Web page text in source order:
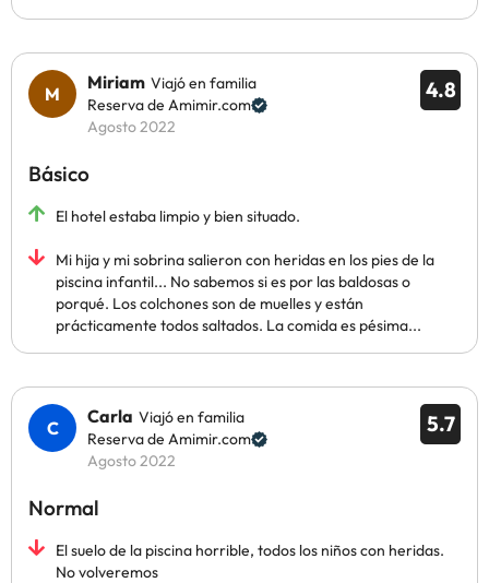
4.8
Miriam Viajó en familia
Reserva de Amimir.com
Agosto 2022
Básico
El hotel estaba limpio y bien situado.
Mi hija y mi sobrina salieron con heridas en los pies de la
piscina infantil... No sabemos si es por las baldosas o
porqué. Los colchones son de muelles y están
prácticamente todos saltados. La comida es pésima...
5.7
Carla Viajó en familia
Reserva de Amimir.com
Agosto 2022
Normal
El suelo de la piscina horrible, todos los niños con heridas.
No volveremos